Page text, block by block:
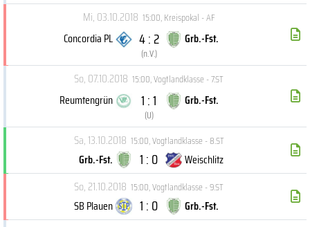
Mi, 03.10.2018 15:00,Kreispokal - AF
Concordia PL 4 : 2
(n.V.)
Grb.-Fst.
So, 07.10.2018 15:00,Vogtlandklasse - 7.ST
Reumtengrün 1 : 1
(U)
Grb.-Fst.
Sa, 13.10.2018 15:00,Vogtlandklasse - 8.ST
Grb.-Fst. 1 : 0
Weischlitz
So, 21.10.2018 15:00,Vogtlandklasse - 9.ST
SB Plauen 1 : 0
Grb.-Fst.